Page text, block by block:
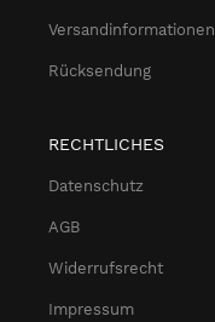
Versandinformationen
Rücksendung
RECHTLICHES
Datenschutz
AGB
Widerrufsrecht
Impressum